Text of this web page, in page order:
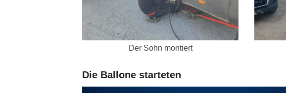
Der Sohn montiert
Die Ballone starteten